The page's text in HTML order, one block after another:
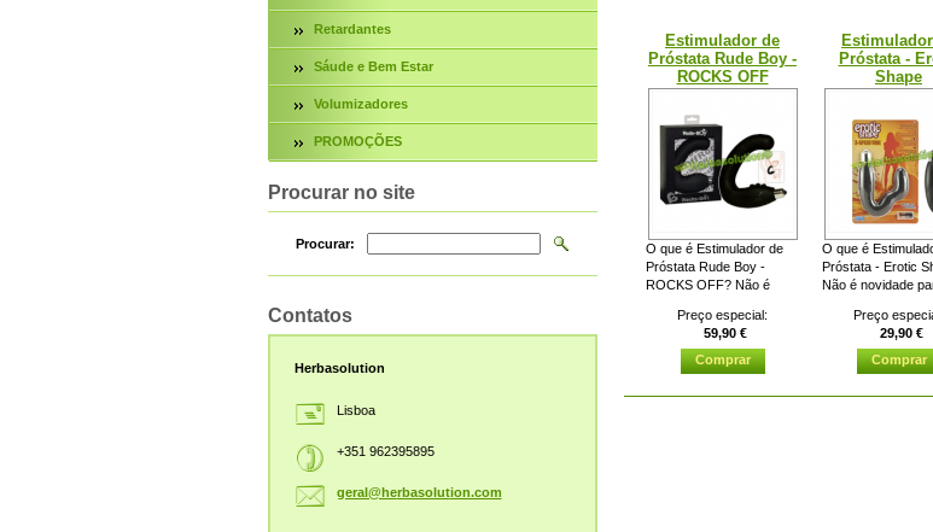
Estimulador de
Próstata Rude Boy -
ROCKS OFF
O que é Estimulador de
Próstata Rude Boy -
ROCKS OFF? Não é
que um...Preço especial:
59,90 €
Próstata -
Shape
O que é
Próstata - Erotic
Não é novidade
Preço
29,90 €
Retardantes
Sáude e Bem Estar
Volumizadores
PROMOÇÕES
Procurar no site
Procurar:
Contatos
Herbasolution
Lisboa
+351 962395895
geral@herbasolution.com